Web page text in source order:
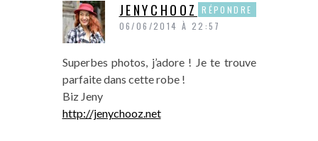
JENYCHOOZ
06/06/2014 À 22:57
Superbes photos, j’adore ! Je te trouve
parfaite dans cette robe !
Biz Jeny
http://jenychooz.net
RÉPONDRE